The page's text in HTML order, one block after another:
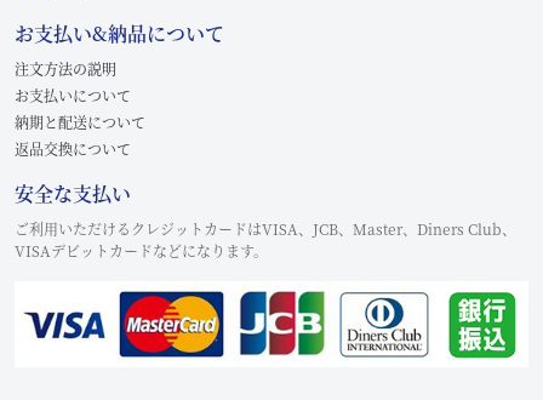
お支払い&納品について
注文方法の説明
お支払いについて
納期と配送について
返品交換について
安全な支払い
ご利用いただけるクレジットカードはVISA、JCB、Master、Diners Club、
VISAデビットカードなどになります。